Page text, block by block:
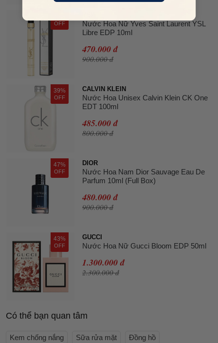
OFF
Nước Hoa Nữ Yves Saint Laurent YSL
Libre EDP 10ml
470.000 đ
900.000 đ
39%
OFF
CALVIN KLEIN
Nước Hoa Unisex Calvin Klein CK One
EDT 100ml
485.000 đ
800.000 đ
47%
OFF
DIOR
Nước Hoa Nam Dior Sauvage Eau De
Parfum 10ml (Full Box)
480.000 đ
900.000 đ
43%
OFF
GUCCI
Nước Hoa Nữ Gucci Bloom EDP 50ml
1.300.000 đ
2.300.000 đ
Có thể bạn quan tâm
Kem chống nắng Sữa rửa mặt
Đồng hồ